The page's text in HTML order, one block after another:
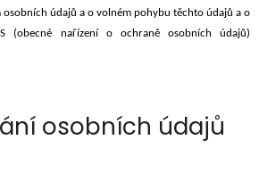
osobních údajů a o volném pohybu těchto údajů a o
(obecné nařízení o ochraně osobních údajů)
osobních údajů